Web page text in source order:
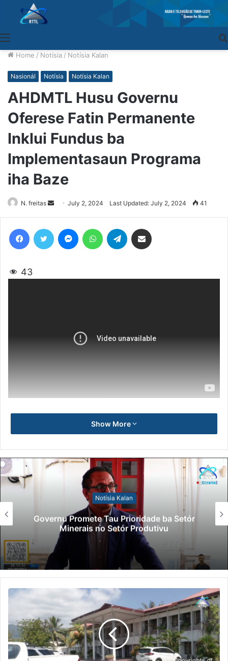
Home / Notísia / Notísia Kalan
Nasionál Notísia Notísia Kalan
AHDMTL Husu Governu
Oferese Fatin Permanente
Inklui Fundus ba
Implementasaun Programa
iha Baze
N. freitas
Send
an
email
July 2, 2024 Last Updated: July 2, 2024 41
43
Show More
Notísia Kalan
Governu Promete Tau Prioridade ba Setór
Minerais no Setór Produtivu